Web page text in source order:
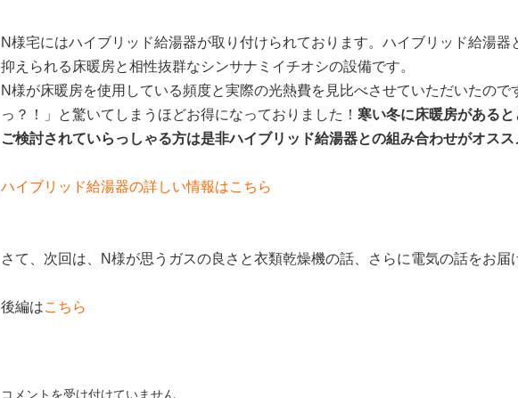
N様宅にはハイブリッド給湯器が取り付けられております。ハイブリッド給湯器
抑えられる床暖房と相性抜群なシンサナミイチオシの設備です。
N様が床暖房を使用している頻度と実際の光熱費を見比べさせていただいたので
っ？！」と驚いてしまうほどお得になっておりました！ 寒い冬に床暖房があると
ご検討されていらっしゃる方は是非ハイブリッド給湯器との組み合わせがオスス
ハイブリッド給湯器の詳しい情報はこちら
さて、次回は、N様が思うガスの良さと衣類乾燥機の話、さらに電気の話をお届
後編はこちら
お
コメントを受け付けていません